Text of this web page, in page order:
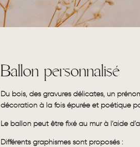
Ballon personnalisé
Du bois, des gravures délicates, un
décoration à la fois épurée et poétique
Le ballon peut être fixé au mur à l’aide
Différents graphismes sont proposés :